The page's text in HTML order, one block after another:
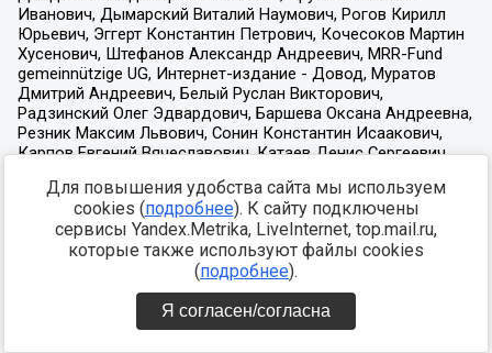
Для повышения удобства сайта мы используем
cookies (подробнее). К сайту подключены
сервисы Yandex.Metrika, LiveInternet, top.mail.ru,
которые также используют файлы cookies
(подробнее).
Я согласен/согласна